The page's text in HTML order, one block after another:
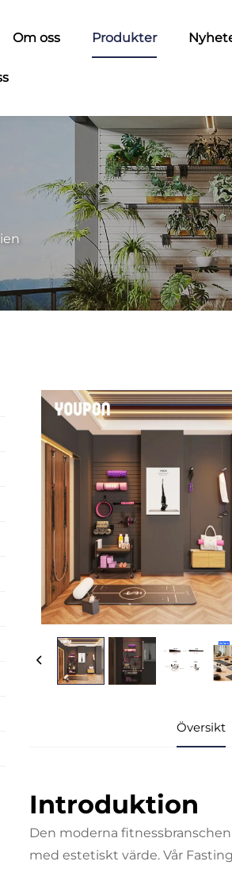
Om oss Produkter
Översikt
Introduktion
Den moderna
med estetiskt värde. Vår